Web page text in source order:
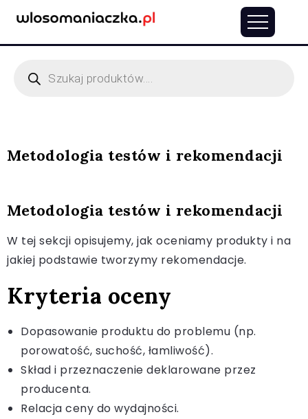
Metodologia testów i rekomendacji
Metodologia testów i rekomendacji
W tej sekcji opisujemy, jak oceniamy produkty i na
jakiej podstawie tworzymy rekomendacje.
Kryteria oceny
Dopasowanie produktu do problemu (np.
porowatość, suchość, łamliwość).
Skład i przeznaczenie deklarowane przez
producenta.
Relacja ceny do wydajności.